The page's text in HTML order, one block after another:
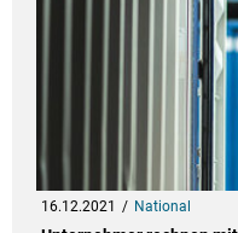
16.12.2021 National